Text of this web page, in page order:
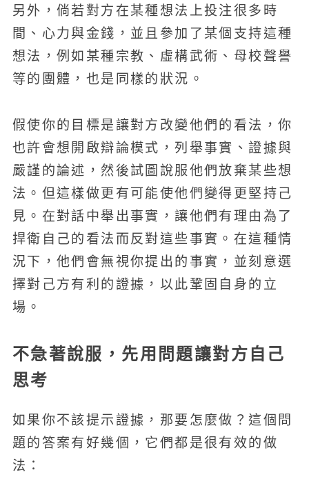
另外，倘若對方在某種想法上投注很多時
間、心力與金錢，並且參加了某個支持這種
想法，例如某種宗教、虛構武術、母校聲譽
等的團體，也是同樣的狀況。
假使你的目標是讓對方改變他們的看法，你
也許會想開啟辯論模式，列舉事實、證據與
嚴謹的論述，然後試圖說服他們放棄某些想
法。但這樣做更有可能使他們變得更堅持己
見。在對話中舉出事實，讓他們有理由為了
捍衛自己的看法而反對這些事實。在這種情
況下，他們會無視你提出的事實，並刻意選
擇對己方有利的證據，以此鞏固自身的立
場。
不急著說服，先用問題讓對方自己
思考
如果你不該提示證據，那要怎麼做？這個問
題的答案有好幾個，它們都是很有效的做
法：